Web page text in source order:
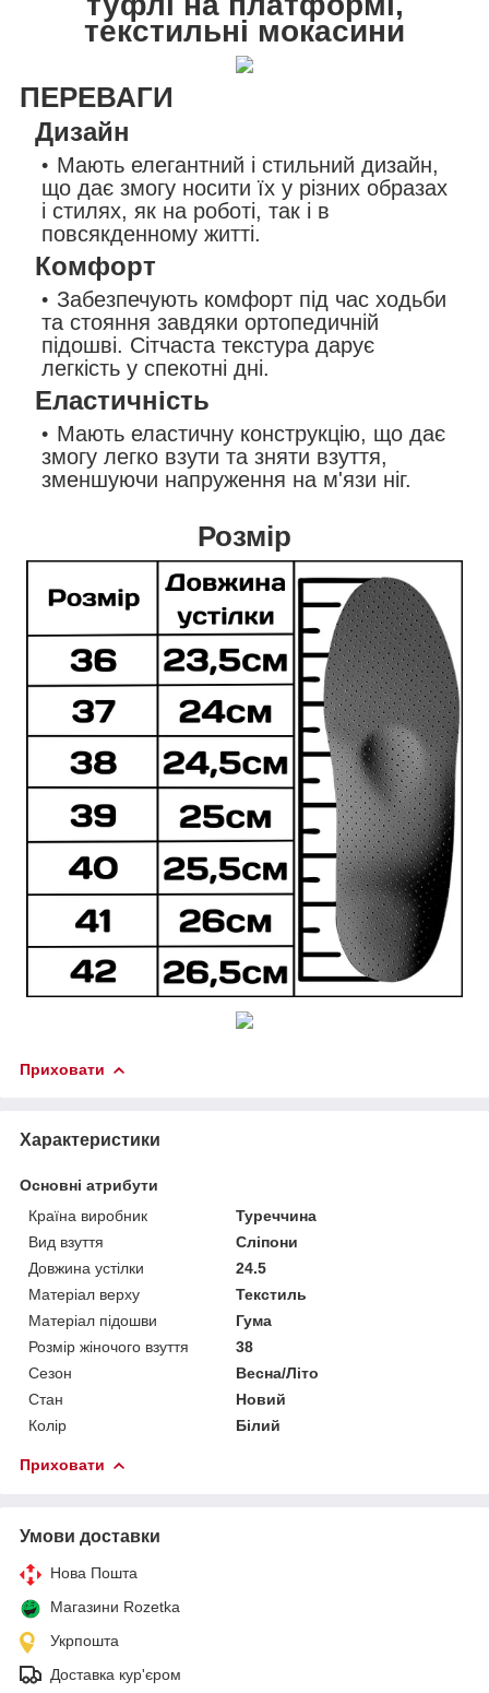
текстильні мокасини
ПЕРЕВАГИ
Дизайн
Мають елегантний і стильний дизайн,
що дає змогу носити їх у різних образах
і стилях, як на роботі, так і в
повсякденному житті.
Комфорт
Забезпечують комфорт під час ходьби
та стояння завдяки ортопедичній
підошві. Сітчаста текстура дарує
легкість у спекотні дні.
Еластичність
Мають еластичну конструкцію, що дає
змогу легко взути та зняти взуття,
зменшуючи напруження на м'язи ніг.
Розмір
Приховати
Характеристики
Основні атрибути
Країна виробник
Туреччина
Вид взуття
Сліпони
Довжина устілки
24.5
Матеріал верху
Текстиль
Матеріал підошви
Гума
Розмір жіночого взуття
38
Сезон
Весна/Літо
Стан
Новий
Колір
Білий
Приховати
Умови доставки
Нова Пошта
Магазини Rozetka
Укрпошта
Доставка кур'єром